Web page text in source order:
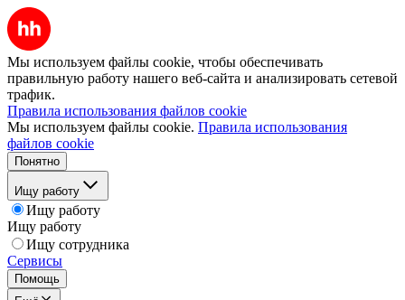
Мы используем файлы cookie, чтобы обеспечивать
правильную работу нашего веб-сайта и анализировать сетевой
трафик.
Правила использования файлов cookie
Мы используем файлы cookie. Правила использования
файлов cookie
Понятно
Ищу работу
Ищу работу
Ищу работу
Ищу сотрудника
Сервисы
Помощь